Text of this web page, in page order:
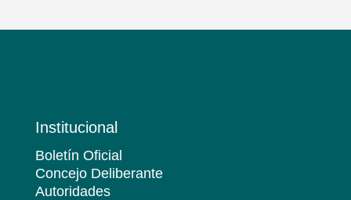
Institucional
Boletín Oficial
Concejo Deliberante
Autoridades